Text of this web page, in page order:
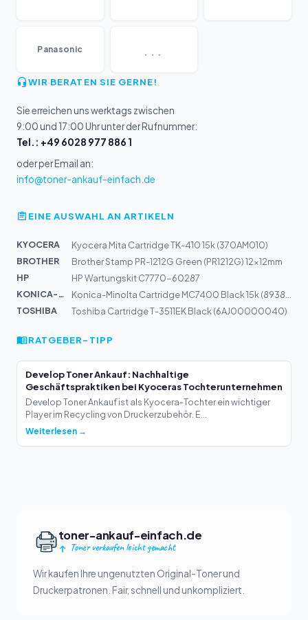
Panasonic ...
WIR BERATEN SIE GERNE!
Sie erreichen uns werktags zwischen
9:00 und 17:00 Uhr unter der Rufnummer:
Tel.: +49 6028 977 886 1
oder per Email an:
info@toner-ankauf-einfach.de
EINE AUSWAHL AN ARTIKELN
KYOCERA
Kyocera Mita Cartridge TK-410 15k (370AM010)
BROTHER
Brother Stamp PR-1212G Green (PR1212G) 12x12mm
HP
HP Wartungskit C7770-60287
KONICA-MIN...
TOSHIBA
Toshiba Cartridge T-3511EK Black (6AJ00000040)
RATGEBER-TIPP
Develop Toner Ankauf: Nachhaltige
Geschäftspraktiken bei Kyoceras Tochterunternehmen
Develop Toner Ankauf ist als Kyocera-Tochter ein wichtiger
Player im Recycling von Druckerzubehör. E...
Weiterlesen →
toner-ankauf-einfach.de
Toner verkaufen leicht gemacht
Wir kaufen Ihre ungenutzten Original-Toner und
Druckerpatronen. Fair, schnell und unkompliziert.